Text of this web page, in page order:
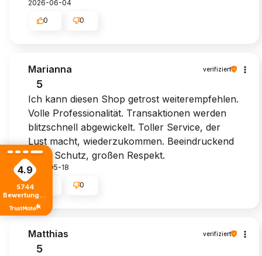
2026-06-04
0 0
Marianna verifiziert
5
Ich kann diesen Shop getrost weiterempfehlen.
Volle Professionalität. Transaktionen werden
blitzschnell abgewickelt. Toller Service, der
Lust macht, wiederzukommen. Beeindruckend
guter Schutz, großen Respekt.
2026-05-18
0
Matthias verifiziert
5
4.9
5744
Bewertungen
von jeher